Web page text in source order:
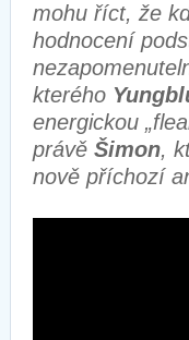
mohu říct, že
hodnocení
kterého
energickou
právě Šimon,
nově příchozí